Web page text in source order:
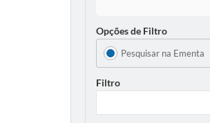
Opções de Filtro
Pesquisar na Ementa
Filtro